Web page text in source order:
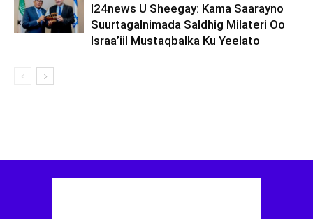
I24news U Sheegay: Kama Saarayno
Suurtagalnimada Saldhig Milateri Oo
Israa’iil Mustaqbalka Ku Yeelato